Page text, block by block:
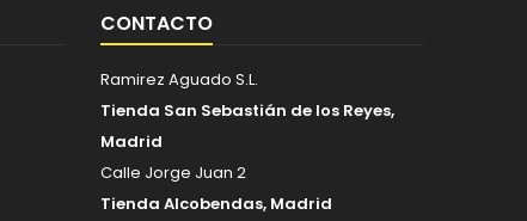
CONTACTO
Ramirez Aguado S.L.
Tienda San Sebastián de los Reyes,
Madrid
Calle Jorge Juan 2
Tienda Alcobendas, Madrid